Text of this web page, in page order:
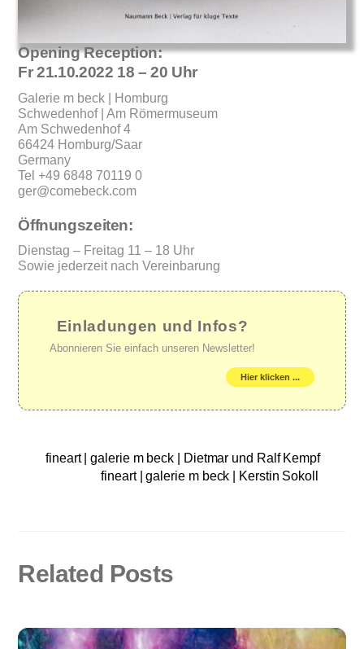
Opening Reception:
Fr 21.10.2022 18 – 20 Uhr
Galerie m beck | Homburg
Schwedenhof | Am Römermuseum
Am Schwedenhof 4
66424 Homburg/Saar
Germany
Tel +49 6848 70119 0
ger@comebeck.com
Öffnungszeiten:
Dienstag – Freitag 11 – 18 Uhr
Sowie jederzeit nach Vereinbarung
Einladungen und Infos?
Abonnieren Sie einfach unseren Newsletter!
Hier klicken ...
fineart | galerie m beck | Dietmar und Ralf Kempf
fineart | galerie m beck | Kerstin Sokoll
Related Posts